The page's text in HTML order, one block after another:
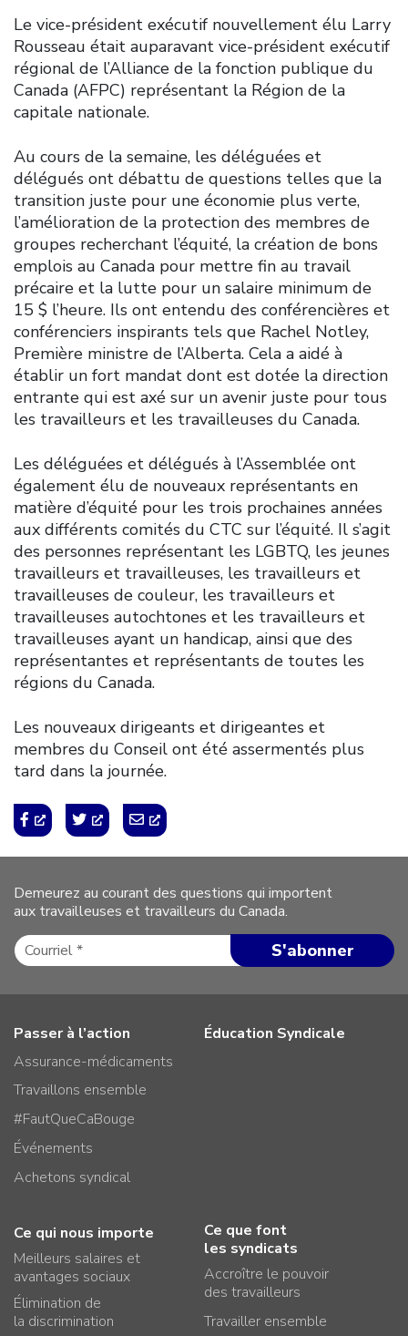
Le vice-président exécutif nouvellement élu Larry
Rousseau était auparavant vice-président exécutif
régional de l’Alliance de la fonction publique du
Canada (AFPC) représentant la Région de la
capitale nationale.
Au cours de la semaine, les déléguées et
délégués ont débattu de questions telles que la
transition juste pour une économie plus verte,
l’amélioration de la protection des membres de
groupes recherchant l’équité, la création de bons
emplois au Canada pour mettre fin au travail
précaire et la lutte pour un salaire minimum de
15 $ l’heure. Ils ont entendu des conférencières et
conférenciers inspirants tels que Rachel Notley,
Première ministre de l’Alberta. Cela a aidé à
établir un fort mandat dont est dotée la direction
entrante qui est axé sur un avenir juste pour tous
les travailleurs et les travailleuses du Canada.
Les déléguées et délégués à l’Assemblée ont
également élu de nouveaux représentants en
matière d’équité pour les trois prochaines années
aux différents comités du CTC sur l’équité. Il s’agit
des personnes représentant les LGBTQ, les jeunes
travailleurs et travailleuses, les travailleurs et
travailleuses de couleur, les travailleurs et
travailleuses autochtones et les travailleurs et
travailleuses ayant un handicap, ainsi que des
représentantes et représentants de toutes les
régions du Canada.
Les nouveaux dirigeants et dirigeantes et
membres du Conseil ont été assermentés plus
tard dans la journée.
Demeurez au courant des questions qui importent
aux travailleuses et travailleurs du Canada.
Passer à l’action
Assurance-médicaments
Travaillons ensemble
#FautQueCaBouge
Événements
Achetons syndical
Éducation Syndicale
Ce qui nous importe
Meilleurs salaires et
avantages sociaux
Élimination de
la discrimination
Ce que font
les syndicats
Accroître le pouvoir
des travailleurs
Travailler ensemble